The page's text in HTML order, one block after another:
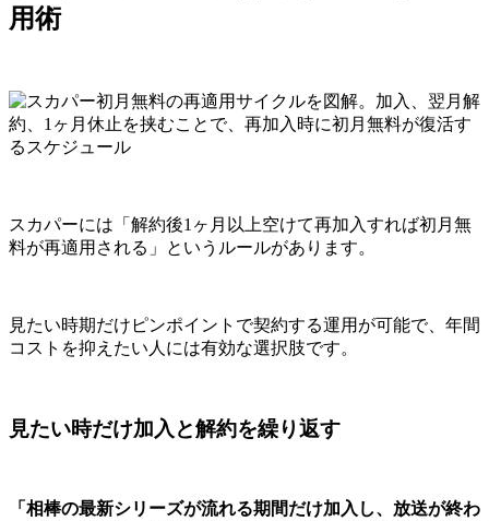
用術
スカパーには「解約後1ヶ月以上空けて再加入すれば初月無
料が再適用される」というルールがあります。
見たい時期だけピンポイントで契約する運用が可能で、年間
コストを抑えたい人には有効な選択肢です。
見たい時だけ加入と解約を繰り返す
「相棒の最新シリーズが流れる期間だけ加入し、放送が終わ